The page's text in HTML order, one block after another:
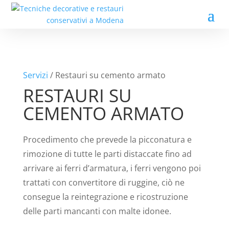
Servizi / Restauri su cemento armato
RESTAURI SU
CEMENTO ARMATO
Procedimento che prevede la picconatura e
rimozione di tutte le parti distaccate fino ad
arrivare ai ferri d’armatura, i ferri vengono poi
trattati con convertitore di ruggine, ciò ne
consegue la reintegrazione e ricostruzione
delle parti mancanti con malte idonee.